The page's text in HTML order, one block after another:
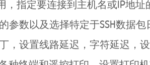
指定要连接到主机名或IP地址
数以及选择特定于SSH数据包
设置线路延迟，字符延迟，设